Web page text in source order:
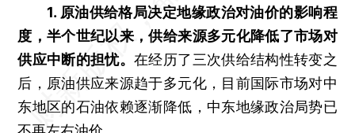
1. 原油供给格局决定地缘政治对油价的影响程
度，半个世纪以来，供给来源多元化降低了市场对
供应中断的担忧。在经历了三次供给结构性转变之
后，原油供应来源趋于多元化，目前国际市场对中
东地区的石油依赖逐渐降低，中东地缘政治局势已